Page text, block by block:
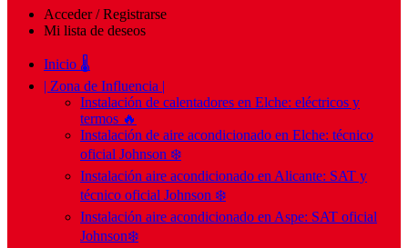
Acceder / Registrarse
Mi lista de deseos
Inicio 🌡️
| Zona de Influencia |
Instalación de calentadores en Elche: eléctricos y
termos 🔥
Instalación de aire acondicionado en Elche: técnico
oficial Johnson ❄️
Instalación aire acondicionado en Alicante: SAT y
técnico oficial Johnson ❄️
Instalación aire acondicionado en Aspe: SAT oficial
Johnson❄️